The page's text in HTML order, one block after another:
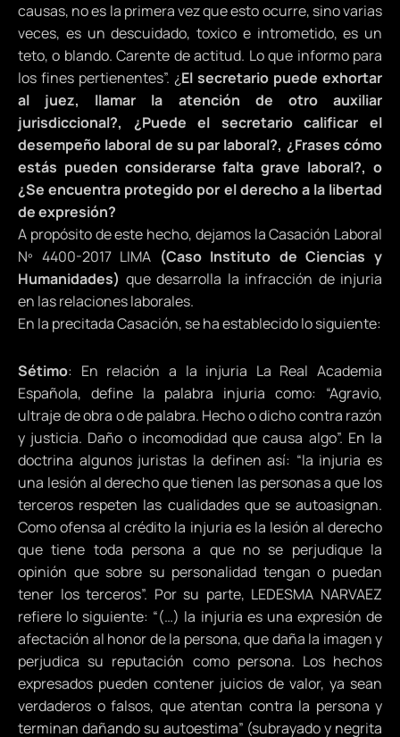
causas, no es la primera vez que esto ocurre, sino varias
veces, es un descuidado, toxico e intrometido, es un
teto, o blando. Carente de actitud. Lo que informo para
los fines pertienentes”. ¿El secretario puede exhortar
al juez, llamar la atención de otro auxiliar
jurisdiccional?, ¿Puede el secretario calificar el
desempeño laboral de su par laboral?, ¿Frases cómo
estás pueden considerarse falta grave laboral?, o
¿Se encuentra protegido por el derecho a la libertad
de expresión?
A propósito de este hecho, dejamos la Casación Laboral
Nº 4400-2017 LIMA (Caso Instituto de Ciencias y
Humanidades) que desarrolla la infracción de injuria
en las relaciones laborales.
En la precitada Casación, se ha establecido lo siguiente:
Sétimo: En relación a la injuria La Real Academia
Española, define la palabra injuria como: “Agravio,
ultraje de obra o de palabra. Hecho o dicho contra razón
y justicia. Daño o incomodidad que causa algo”. En la
doctrina algunos juristas la definen así: “la injuria es
una lesión al derecho que tienen las personas a que los
terceros respeten las cualidades que se autoasignan.
Como ofensa al crédito la injuria es la lesión al derecho
que tiene toda persona a que no se perjudique la
opinión que sobre su personalidad tengan o puedan
tener los terceros”. Por su parte, LEDESMA NARVAEZ
refiere lo siguiente: “(…) la injuria es una expresión de
afectación al honor de la persona, que daña la imagen y
perjudica su reputación como persona. Los hechos
expresados pueden contener juicios de valor, ya sean
verdaderos o falsos, que atentan contra la persona y
terminan dañando su autoestima” (subrayado y negrita